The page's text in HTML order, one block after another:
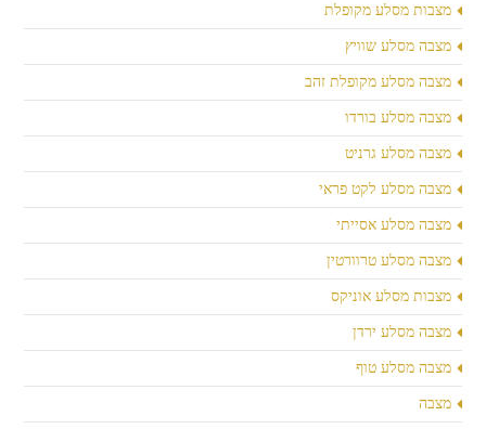
מצבות מסלע מקופלת
מצבה מסלע שוויץ
מצבה מסלע מקופלת זהב
מצבה מסלע בורדו
מצבה מסלע גרניט
מצבה מסלע לקט פראי
מצבה מסלע אסייתי
מצבה מסלע טרוורטין
מצבות מסלע אוניקס
מצבה מסלע ירדן
מצבה מסלע טוף
מצבה